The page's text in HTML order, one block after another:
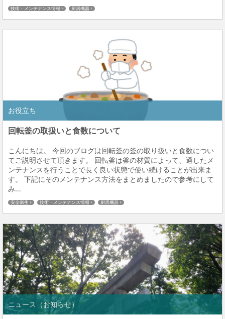
技術・メンテナンス情報 厨房機器
お役立ち
回転釜の取扱いと食数について
こんにちは。 今回のブログは回転釜の釜の取り扱いと食数につい
てご説明させて頂きます。 回転釜は釜の材質によって、適したメ
ンテナンスを行うことで長く良い状態で使い続けることが出来ま
す。 下記にそのメンテナンス方法をまとめましたので参考にして
み...
安全衛生 技術・メンテナンス情報 厨房機器
ニュース（お知らせ）